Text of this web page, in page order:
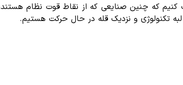
که چنین صنایعی که از نقاط قوت نظام
لبه تکنولوژی و نزدیک قله در حال حرکت هستیم.